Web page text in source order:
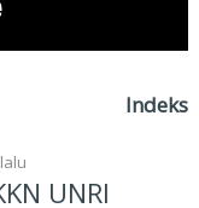
Indeks
UNRI